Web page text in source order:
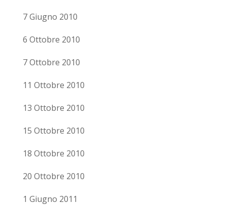
7 Giugno 2010
6 Ottobre 2010
7 Ottobre 2010
11 Ottobre 2010
13 Ottobre 2010
15 Ottobre 2010
18 Ottobre 2010
20 Ottobre 2010
1 Giugno 2011